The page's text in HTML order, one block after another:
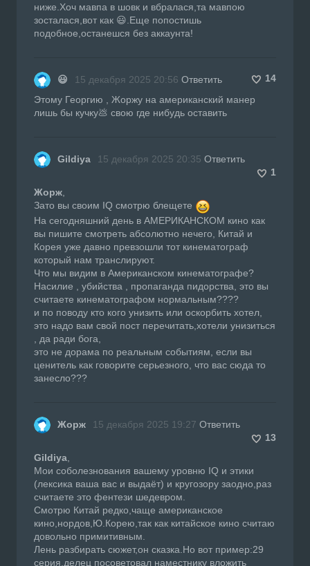
ниже.Хоч мавпа в шовк и вбралася,та мавпою
зосталася,вот как 😃.Еще попостишь
подобное,останешся без аккаунта!
😃 15 декабря 2025 20:56 Ответить
14
Этому Георгию , Жоржу на американский манер
лишь бы кучку💩 свою где нибудь оставить
Gildiya 15 декабря 2025 20:35 Ответить
1
Жорж
Зато вы своим IQ смотрю блещете
На сегодняшний день в АМЕРИКАНСКОМ кино как
вы пишите смотреть абсолютно нечего, Китай и
Корея уже давно превзошли тот кинематограф
который нам транслируют.
Что мы видим в Американском кинематографе?
Насилие , убийства , пропаганда пидорства, это вы
считаете кинематографом нормальным????
и по поводу кто кого унизить или оскорбить хотел,
это надо вам свой пост перечитать,хотели унизиться
, да ради бога,
это не дорама по реальным событиям, если вы
ценитель как говорите серьезного, что вас сюда то
занесло???
Жорж 15 декабря 2025 19:27 Ответить
13
Gildiya
Мои соболезнования вашему уровню IQ и этики
(лексика ваша вас и выдаёт) и кругозору заодно,раз
считаете это фентези шедевром.
Смотрю Китай редко,чаще американское
кино,нордов,Ю.Корею,так как китайское кино считаю
довольно примитивным.
Лень разбирать сюжет,он сказка.Но вот пример:29
серия,делец посоветовал наместнику вложить